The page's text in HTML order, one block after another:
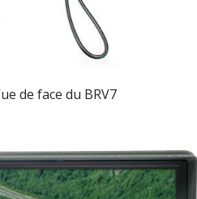
de face du BRV7